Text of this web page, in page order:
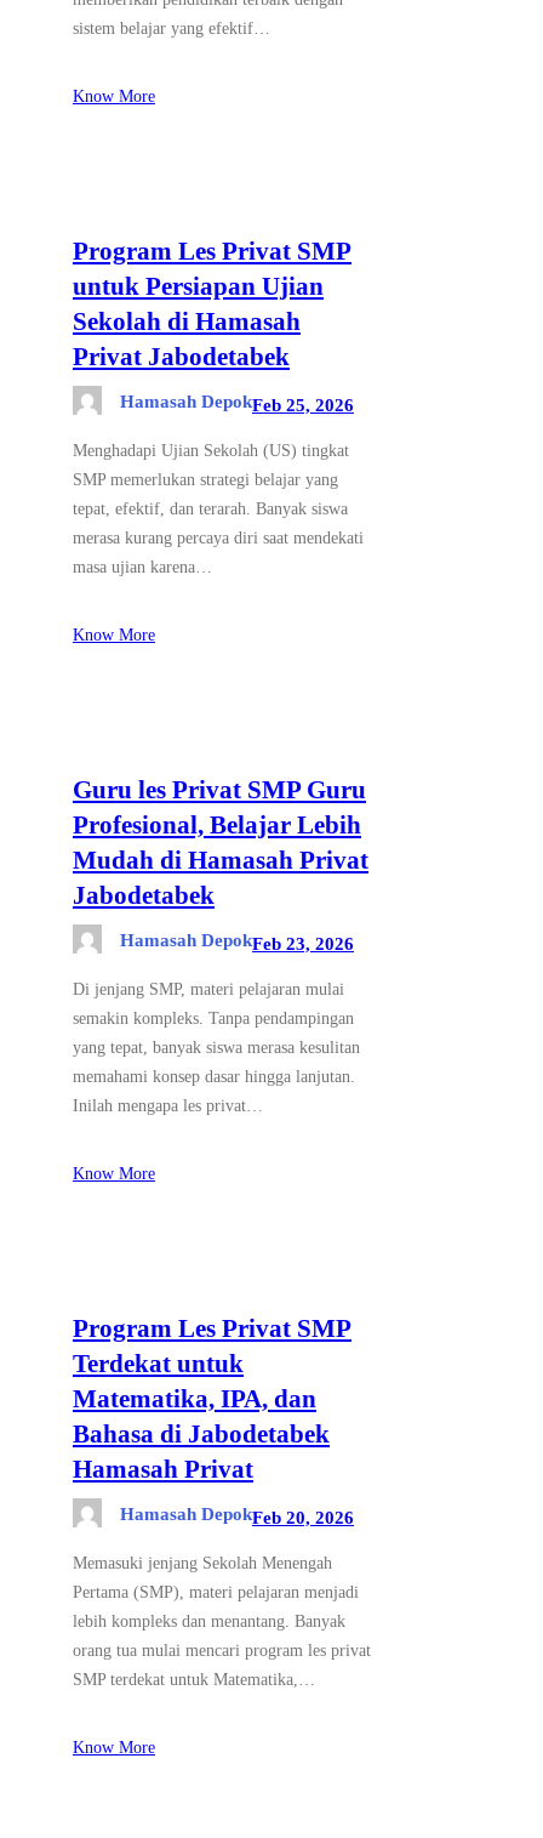
sistem belajar yang efektif…
Know More
Program Les Privat SMP
untuk Persiapan Ujian
Sekolah di Hamasah
Privat Jabodetabek
Hamasah DepokFeb 25, 2026
Menghadapi Ujian Sekolah (US) tingkat
SMP memerlukan strategi belajar yang
tepat, efektif, dan terarah. Banyak siswa
merasa kurang percaya diri saat mendekati
masa ujian karena…
Know More
Guru les Privat SMP Guru
Profesional, Belajar Lebih
Mudah di Hamasah Privat
Jabodetabek
Hamasah DepokFeb 23, 2026
Di jenjang SMP, materi pelajaran mulai
semakin kompleks. Tanpa pendampingan
yang tepat, banyak siswa merasa kesulitan
memahami konsep dasar hingga lanjutan.
Inilah mengapa les privat…
Know More
Program Les Privat SMP
Terdekat untuk
Matematika, IPA, dan
Bahasa di Jabodetabek
Hamasah Privat
Hamasah DepokFeb 20, 2026
Memasuki jenjang Sekolah Menengah
Pertama (SMP), materi pelajaran menjadi
lebih kompleks dan menantang. Banyak
orang tua mulai mencari program les privat
SMP terdekat untuk Matematika,…
Know More